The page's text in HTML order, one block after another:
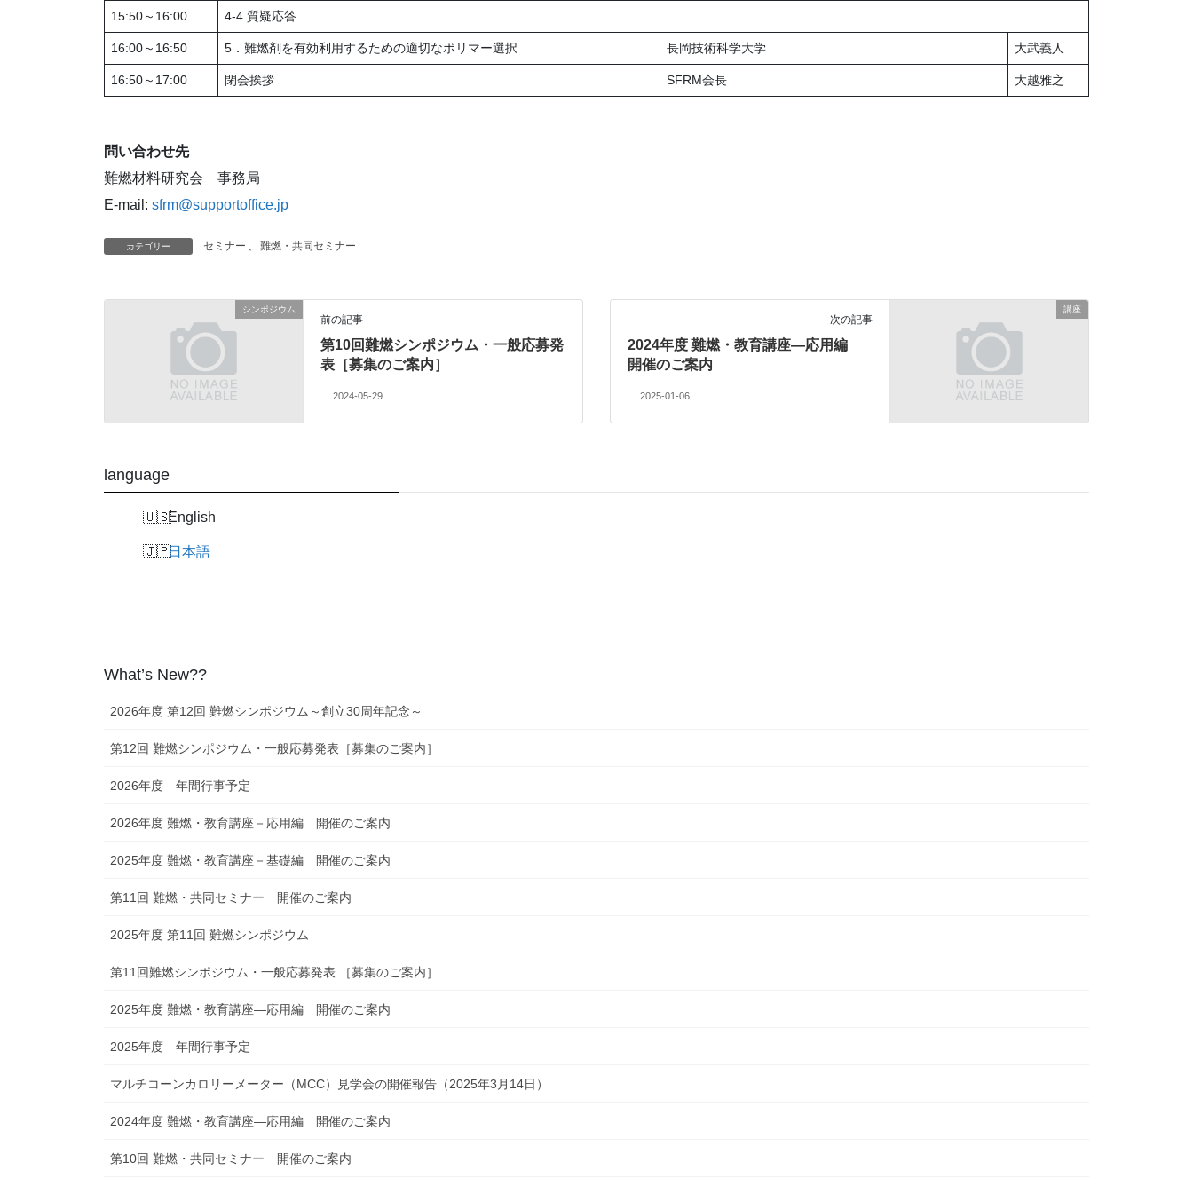
15:50～16:00 4-4.質疑応答
16:00～16:50 5．難燃剤を有効利用するための適切なポリマー選択 長岡技術科学大学 大武義人
16:50～17:00 閉会挨拶 SFRM会長 大越雅之
問い合わせ先
難燃材料研究会 事務局
E-mail: sfrm@supportoffice.jp
カテゴリー セミナー 、 難燃・共同セミナー
シンポジウム
前の記事
第10回難燃シンポジウム・一般応募発
表［募集のご案内］
2024-05-29
講座
次の記事
2024年度 難燃・教育講座―応用編
開催のご案内
2025-01-06
language
English
日本語
What’s New??
2026年度 第12回 難燃シンポジウム～創立30周年記念～
第12回 難燃シンポジウム・一般応募発表［募集のご案内］
2026年度 年間行事予定
2026年度 難燃・教育講座－応用編 開催のご案内
2025年度 難燃・教育講座－基礎編 開催のご案内
第11回 難燃・共同セミナー 開催のご案内
2025年度 第11回 難燃シンポジウム
第11回難燃シンポジウム・一般応募発表 ［募集のご案内］
2025年度 難燃・教育講座―応用編 開催のご案内
2025年度 年間行事予定
マルチコーンカロリーメーター（MCC）見学会の開催報告（2025年3月14日）
2024年度 難燃・教育講座―応用編 開催のご案内
第10回 難燃・共同セミナー 開催のご案内